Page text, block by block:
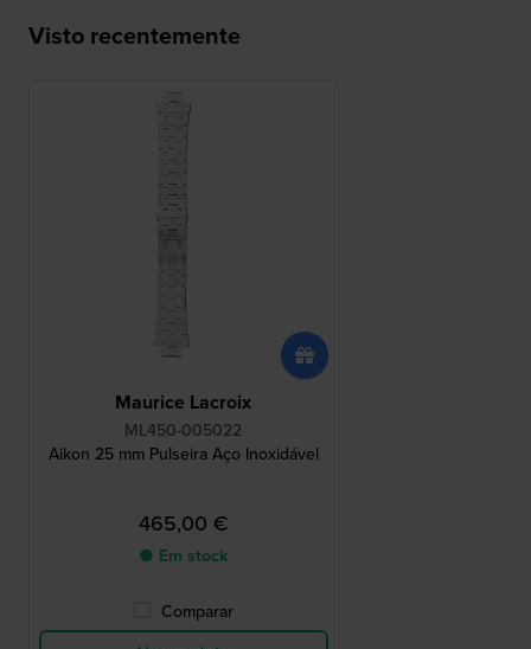
Visto recentemente
Maurice Lacroix
ML450-005022
Aikon 25 mm Pulseira Aço Inoxidável
465,00 €
● Em stock
Comparar